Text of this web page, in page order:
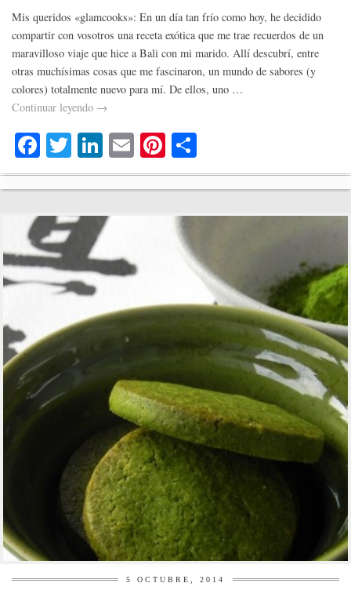
Mis queridos «glamcooks»: En un día tan frío como hoy, he decidido
compartir con vosotros una receta exótica que me trae recuerdos de un
maravilloso viaje que hice a Bali con mi marido. Allí descubrí, entre
otras muchísimas cosas que me fascinaron, un mundo de sabores (y
colores) totalmente nuevo para mí. De ellos, uno …
Continuar leyendo →
Fa
ce
bo
ok
T
wi
tte
r
Li
nk
ed
In
E
m
ail
Pi
nt
er
es
o
m
pa
rti
r
5 OCTUBRE, 2014